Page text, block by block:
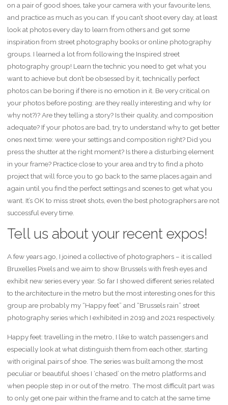
on a pair of good shoes, take your camera with your favourite lens,
and practice as much as you can. If you can’t shoot every day, at least
look at photos every day to learn from others and get some
inspiration from street photography books or online photography
groups. I learned a lot from following the Inspired street
photography group! Learn the technic you need to get what you
want to achieve but don’t be obsessed by it, technically perfect
photos can be boring if there is no emotion in it. Be very critical on
your photos before posting: are they really interesting and why (or
why not?)? Are they telling a story? Is their quality, and composition
adequate? If your photos are bad, try to understand why to get better
ones next time: were your settings and composition right? Did you
press the shutter at the right moment? Is there a disturbing element
in your frame? Practice close to your area and try to find a photo
project that will force you to go back to the same places again and
again until you find the perfect settings and scenes to get what you
want. It’s OK to miss street shots, even the best photographers are not
successful every time.
Tell us about your recent expos!
A few years ago, I joined a collective of photographers – it is called
Bruxelles Pixels and we aim to show Brussels with fresh eyes and
exhibit new series every year. So far I showed different series related
to the architecture in the metro but the most interesting ones for this
group are probably my “Happy feet” and “Brussels rain” street
photography series which I exhibited in 2019 and 2021 respectively.
Happy feet: travelling in the metro, I like to watch passengers and
especially look at what distinguish them from each other, starting
with original pairs of shoe. The series was built among the most
peculiar or beautiful shoes I ‘chased’ on the metro platforms and
when people step in or out of the metro. The most difficult part was
to only get one pair within the frame and to catch at the same time